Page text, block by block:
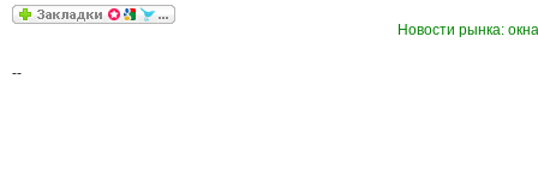
Новости рынка:
--